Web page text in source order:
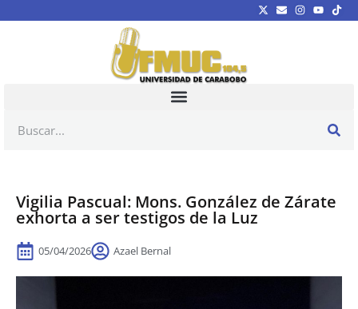
Vigilia Pascual: Mons. González de Zárate
exhorta a ser testigos de la Luz
05/04/2026 Azael Bernal